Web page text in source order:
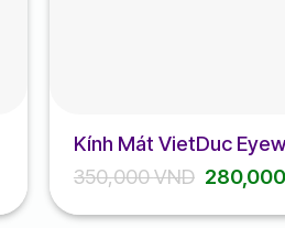
Kính Mát VietDuc
350,000VND Giá
là: